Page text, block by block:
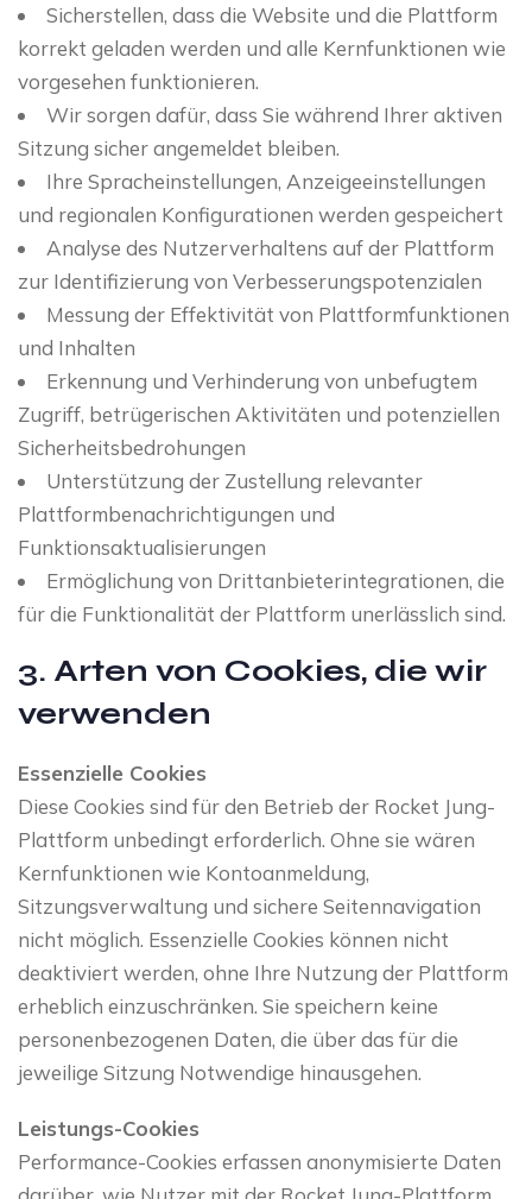
Sicherstellen, dass die Website und die Plattform
korrekt geladen werden und alle Kernfunktionen wie
vorgesehen funktionieren.
Wir sorgen dafür, dass Sie während Ihrer aktiven
Sitzung sicher angemeldet bleiben.
Ihre Spracheinstellungen, Anzeigeeinstellungen
und regionalen Konfigurationen werden gespeichert
Analyse des Nutzerverhaltens auf der Plattform
zur Identifizierung von Verbesserungspotenzialen
Messung der Effektivität von Plattformfunktionen
und Inhalten
Erkennung und Verhinderung von unbefugtem
Zugriff, betrügerischen Aktivitäten und potenziellen
Sicherheitsbedrohungen
Unterstützung der Zustellung relevanter
Plattformbenachrichtigungen und
Funktionsaktualisierungen
Ermöglichung von Drittanbieterintegrationen, die
für die Funktionalität der Plattform unerlässlich sind.
3. Arten von Cookies, die wir
verwenden
Essenzielle Cookies
Diese Cookies sind für den Betrieb der Rocket Jung-
Plattform unbedingt erforderlich. Ohne sie wären
Kernfunktionen wie Kontoanmeldung,
Sitzungsverwaltung und sichere Seitennavigation
nicht möglich. Essenzielle Cookies können nicht
deaktiviert werden, ohne Ihre Nutzung der Plattform
erheblich einzuschränken. Sie speichern keine
personenbezogenen Daten, die über das für die
jeweilige Sitzung Notwendige hinausgehen.
Leistungs-Cookies
Performance-Cookies erfassen anonymisierte Daten